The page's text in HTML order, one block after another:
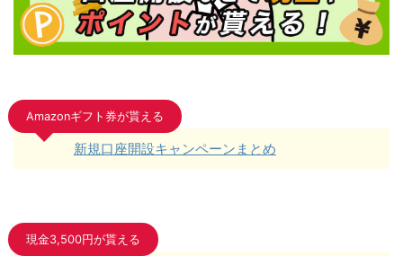
Amazonギフト券が貰える
新規口座開設キャンペーンまとめ
現金3,500円が貰える